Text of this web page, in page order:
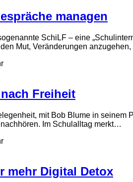
managen
SchiLF – eine
Mut, Veränderungen
Freiheit
mit Bob Blume in seinem
Im Schulalltag merkt…
mehr Digital Detox